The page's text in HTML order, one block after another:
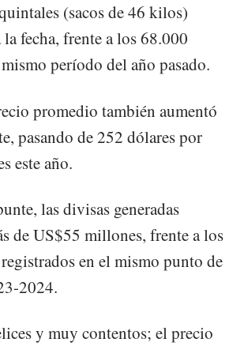
(sacos de 46 kilos)
fecha, frente a los 68.000
período del año pasado.
promedio también aumentó
pasando de 252 dólares por
este año.
las divisas generadas
de US$55 millones, frente a los
en el mismo punto de
2024.
y muy contentos; el precio